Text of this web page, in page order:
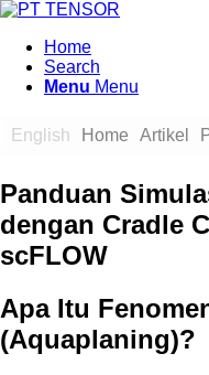
Home
Search
Menu Menu
English Home Artikel
Panduan
dengan Cradle
scFLOW
Apa Itu
(Aquaplaning)?